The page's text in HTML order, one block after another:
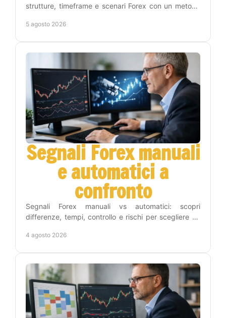
strutture, timeframe e scenari Forex con un metodo
5 agosto 2026
Segnali Forex manuali
e automatici a
confronto
Segnali Forex manuali vs automatici: scopri
differenze, tempi, controllo e rischi per scegliere un
4 agosto 2026